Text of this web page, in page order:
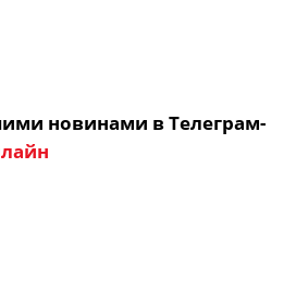
новинами в Телеграм-